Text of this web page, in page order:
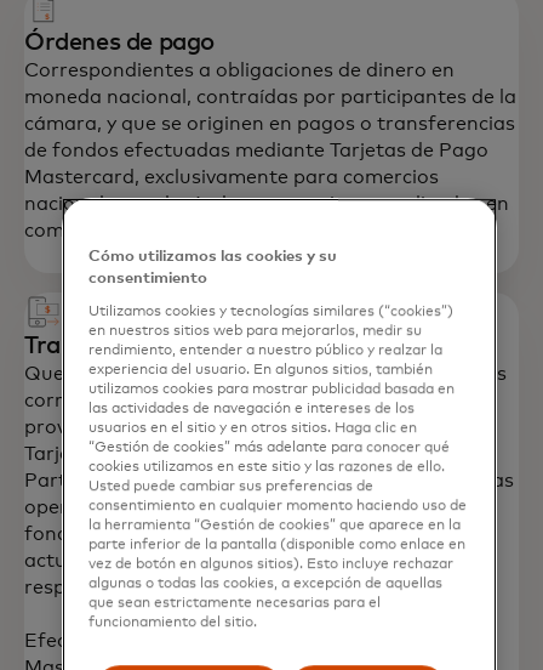
Órdenes de pago
Correspondientes a obligaciones de dinero en
moneda nacional, contraídas por participantes de la
cámara, y que se originen en pagos o transferencias
de fondos efectuadas mediante Tarjetas de Pago
Mastercard, exclusivamente para comercios
nacionales, excluyéndose operaciones realizadas en
comercios internacionales.
Transferencias de fondos
Que generen abonos y cargos de dinero en cuentas
corrientes,​ a la vista o en medios de pago con
provisión de fondos abiertos​ por Emisores de
Tarjetas de Pago Mastercard, que sean​
Participantes de la Cámara, siempre y cuando estas​
operaciones impliquen efectuar transferencias de
fondos​ entre distintas instituciones financieras,
actuando por cuenta​ y/o en representación de sus
respectivos clientes.
Efectuadas por Emisores de Tarjetas de Pago
Cómo utilizamos las cookies y su
consentimiento
Utilizamos cookies y tecnologías similares (“cookies”)
en nuestros sitios web para mejorarlos, medir su
rendimiento, entender a nuestro público y realzar la
experiencia del usuario. En algunos sitios, también
utilizamos cookies para mostrar publicidad basada en
las actividades de navegación e intereses de los
usuarios en el sitio y en otros sitios. Haga clic en
“Gestión de cookies” más adelante para conocer qué
cookies utilizamos en este sitio y las razones de ello.
Usted puede cambiar sus preferencias de
consentimiento en cualquier momento haciendo uso de
la herramienta “Gestión de cookies” que aparece en la
parte inferior de la pantalla (disponible como enlace en
vez de botón en algunos sitios). Esto incluye rechazar
algunas o todas las cookies, a excepción de aquellas
que sean estrictamente necesarias para el
funcionamiento del sitio.